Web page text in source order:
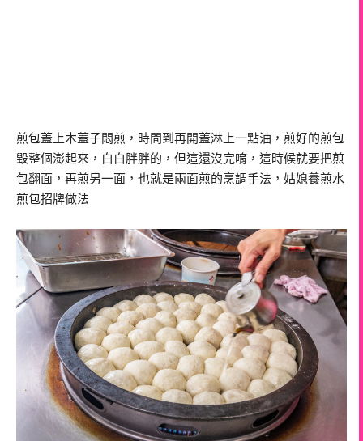
煎包蓋上木蓋子悶煎，時間到再開蓋淋上一點油，煎好的煎包
毀整個澎起來，白白胖胖的，但這還沒完唷，這時候就要把煎
包翻面，再煎另一面，也就是兩面煎的烹調手法，姑媳養煎水
煎包招牌做法